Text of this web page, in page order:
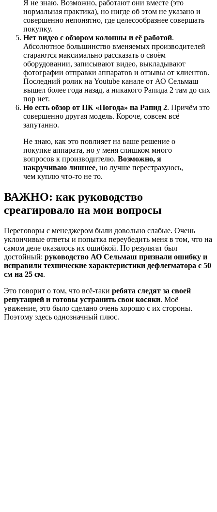
Я не знаю. Возможно, работают они вместе (это
нормальная практика), но нигде об этом не указано и
совершенно непонятно, где целесообразнее совершать
покупку.
Нет видео с обзором колонны и её работой.
Абсолютное большинство вменяемых производителей
стараются максимально рассказать о своём
оборудовании, записывают видео, выкладывают
фотографии отправки аппаратов и отзывы от клиентов.
Последний ролик на Youtube канале от АО Сельмаш
вышел более года назад, а никакого Рапида 2 там до сих
пор нет.
Но есть обзор от ПК «Погода» на Рапид 2. Причём это
совершенно другая модель. Короче, совсем всё
запутанно.
Не знаю, как это повлияет на ваше решение о
покупке аппарата, но у меня слишком много
вопросов к производителю. Возможно, я
накручиваю лишнее, но лучше перестрахуюсь,
чем куплю что-то не то.
ВАЖНО: как руководство
среагировало на мои вопросы
Переговоры с менеджером были довольно слабые. Очень
уклончивые ответы и попытка переубедить меня в том, что на
самом деле оказалось их ошибкой. Но результат был
достойный: руководство АО Сельмаш признали ошибку и
исправили технические характеристики дефлегматора с 50
см на 25 см.
Это говорит о том, что всё-таки ребята следят за своей
репутацией и готовы устранить свои косяки. Моё
уважение, это было сделано очень хорошо с их стороны.
Поэтому здесь однозначный плюс.